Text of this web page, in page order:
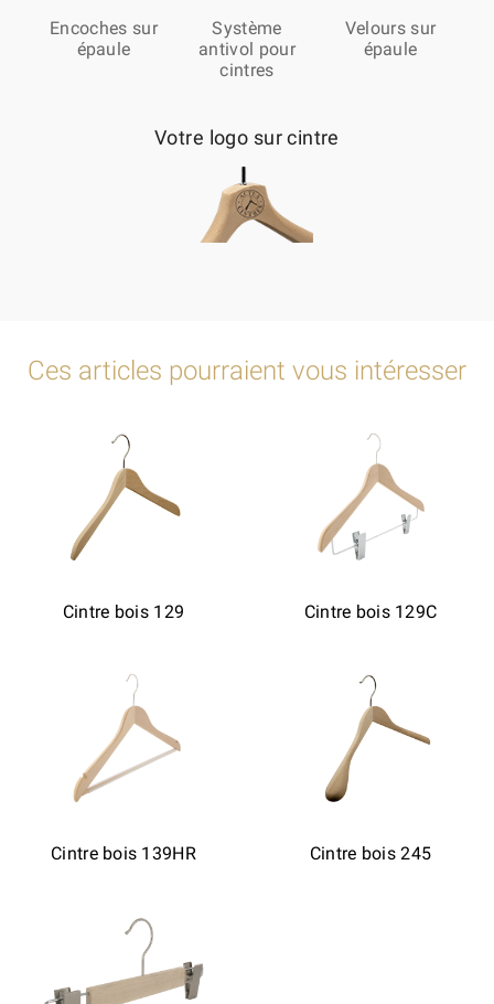
Encoches sur
épaule
Système
antivol pour
cintres
Velours sur
épaule
Votre logo sur cintre
Ces articles pourraient vous intéresser
Cintre bois 129 Cintre bois 129C
Cintre bois 139HR Cintre bois 245